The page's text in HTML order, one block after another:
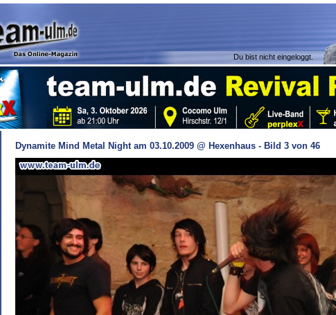
Du bist nicht eingeloggt.
Dynamite Mind Metal Night am 03.10.2009 @ Hexenhaus - Bild 3 von 46